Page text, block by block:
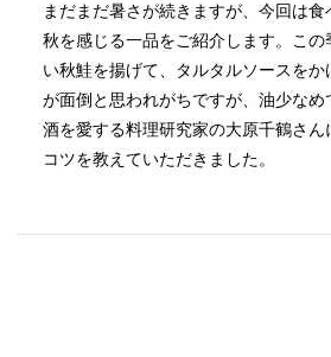
まだまだ暑さが続きますが、今回は食
秋を感じる一品をご紹介します。この
い秋鮭を揚げて、タルタルソースを
が面倒と思われがちですが、油少なめ
酒を愛する料理研究家の大原千鶴さ
コツを教えていただきました。